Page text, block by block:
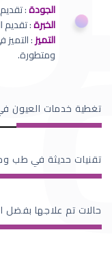
الجودة:
الخبرة: تقديم
التميز:
ومتطورة.
تغطية خدمات العيون
تقنيات حديثة في طب
حالات تم علاجها بفضل